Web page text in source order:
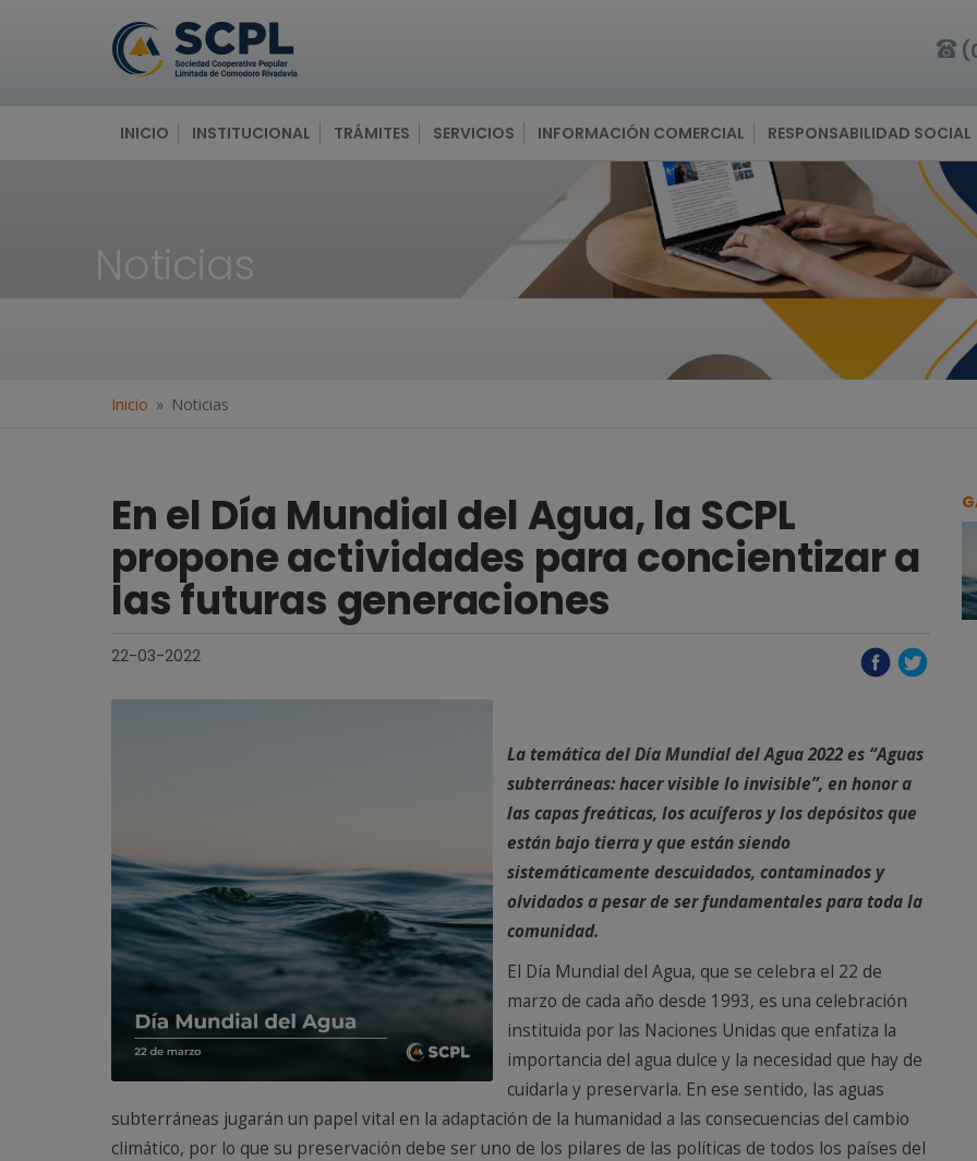
INICIO INSTITUCIONAL TRÁMITES SERVICIOS INFORMACIÓN COMERCIAL RESPONSABILIDAD SOCIAL
Noticias
Inicio Noticias
En el Día Mundial del Agua, la SCPL
propone actividades para concientizar a
las futuras generaciones
22-03-2022
La temática del Día Mundial del Agua 2022 es “Aguas
subterráneas: hacer visible lo invisible”, en honor a
las capas freáticas, los acuíferos y los depósitos que
están bajo tierra y que están siendo
sistemáticamente descuidados, contaminados y
olvidados a pesar de ser fundamentales para toda la
comunidad.
El Día Mundial del Agua, que se celebra el 22 de
marzo de cada año desde 1993, es una celebración
instituida por las Naciones Unidas que enfatiza la
importancia del agua dulce y la necesidad que hay de
cuidarla y preservarla. En ese sentido, las aguas
subterráneas jugarán un papel vital en la adaptación de la humanidad a las consecuencias del cambio
climático, por lo que su preservación debe ser uno de los pilares de las políticas de todos los países del